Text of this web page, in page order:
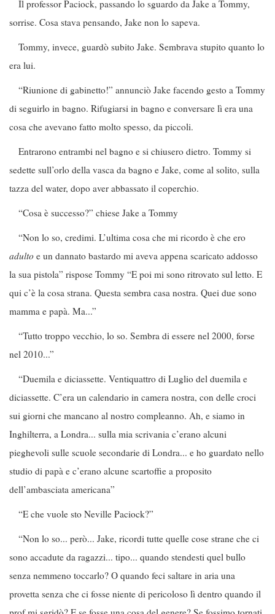
Il professor Paciock, passando lo sguardo da Jake a Tommy,
sorrise. Cosa stava pensando, Jake non lo sapeva.
Tommy, invece, guardò subito Jake. Sembrava stupito quanto lo
era lui.
“Riunione di gabinetto!” annunciò Jake facendo gesto a Tommy
di seguirlo in bagno. Rifugiarsi in bagno e conversare lì era una
cosa che avevano fatto molto spesso, da piccoli.
Entrarono entrambi nel bagno e si chiusero dietro. Tommy si
sedette sull’orlo della vasca da bagno e Jake, come al solito, sulla
tazza del water, dopo aver abbassato il coperchio.
“Cosa è successo?” chiese Jake a Tommy
“Non lo so, credimi. L’ultima cosa che mi ricordo è che ero
adulto e un dannato bastardo mi aveva appena scaricato addosso
la sua pistola” rispose Tommy “E poi mi sono ritrovato sul letto. E
qui c’è la cosa strana. Questa sembra casa nostra. Quei due sono
mamma e papà. Ma...”
“Tutto troppo vecchio, lo so. Sembra di essere nel 2000, forse
nel 2010...”
“Duemila e diciassette. Ventiquattro di Luglio del duemila e
diciassette. C’era un calendario in camera nostra, con delle croci
sui giorni che mancano al nostro compleanno. Ah, e siamo in
Inghilterra, a Londra... sulla mia scrivania c’erano alcuni
pieghevoli sulle scuole secondarie di Londra... e ho guardato nello
studio di papà e c’erano alcune scartoffie a proposito
dell’ambasciata americana”
“E che vuole sto Neville Paciock?”
“Non lo so... però... Jake, ricordi tutte quelle cose strane che ci
sono accadute da ragazzi... tipo... quando stendesti quel bullo
senza nemmeno toccarlo? O quando feci saltare in aria una
provetta senza che ci fosse niente di pericoloso lì dentro quando il